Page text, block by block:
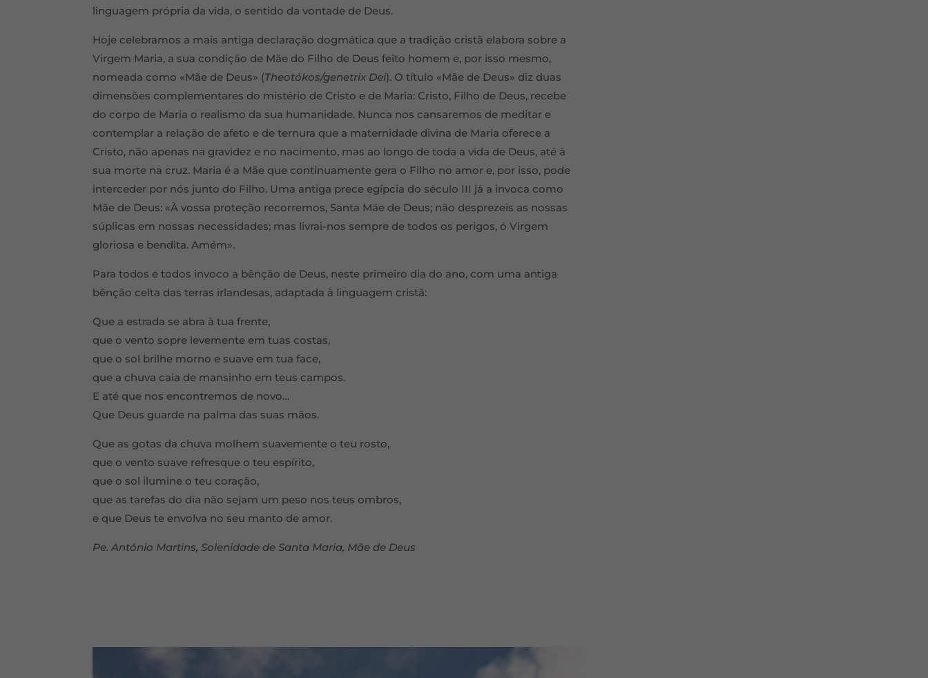
linguagem própria da vida, o sentido da vontade de Deus.
Hoje celebramos a mais antiga declaração dogmática que a tradição cristã elabora sobre a
Virgem Maria, a sua condição de Mãe do Filho de Deus feito homem e, por isso mesmo,
nomeada como «Mãe de Deus» (Theotókos/genetrix Dei). O título «Mãe de Deus» diz duas
dimensões complementares do mistério de Cristo e de Maria: Cristo, Filho de Deus, recebe
do corpo de Maria o realismo da sua humanidade. Nunca nos cansaremos de meditar e
contemplar a relação de afeto e de ternura que a maternidade divina de Maria oferece a
Cristo, não apenas na gravidez e no nacimento, mas ao longo de toda a vida de Deus, até à
sua morte na cruz. Maria é a Mãe que continuamente gera o Filho no amor e, por isso, pode
interceder por nós junto do Filho. Uma antiga prece egípcia do século III já a invoca como
Mãe de Deus: «À vossa proteção recorremos, Santa Mãe de Deus; não desprezeis as nossas
súplicas em nossas necessidades; mas livrai-nos sempre de todos os perigos, ó Virgem
gloriosa e bendita. Amém».
Para todos e todos invoco a bênção de Deus, neste primeiro dia do ano, com uma antiga
bênção celta das terras irlandesas, adaptada à linguagem cristã:
Que a estrada se abra à tua frente,
que o vento sopre levemente em tuas costas,
que o sol brilhe morno e suave em tua face,
que a chuva caia de mansinho em teus campos.
E até que nos encontremos de novo…
Que Deus guarde na palma das suas mãos.
Que as gotas da chuva molhem suavemente o teu rosto,
que o vento suave refresque o teu espírito,
que o sol ilumine o teu coração,
que as tarefas do dia não sejam um peso nos teus ombros,
e que Deus te envolva no seu manto de amor.
Pe. António Martins, Solenidade de Santa Maria, Mãe de Deus